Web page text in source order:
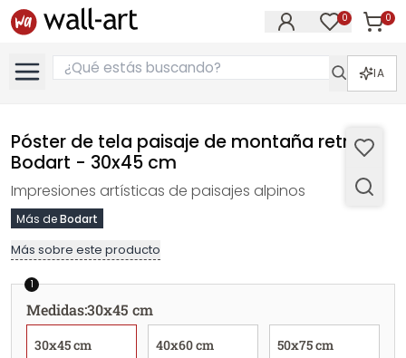
0 0
IA
Póster de tela paisaje de montaña retro -
Bodart - 30x45 cm
Impresiones artísticas de paisajes alpinos
Más deBodart
Más sobre este producto
1
Medidas:30x45 cm
30x45 cm 40x60 cm 50x75 cm